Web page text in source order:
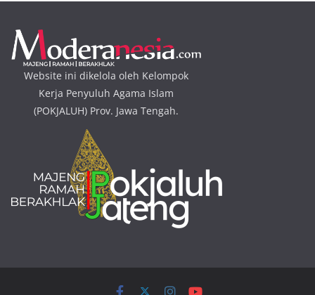
Website ini dikelola oleh Kelompok
Kerja Penyuluh Agama Islam
(POKJALUH) Prov. Jawa Tengah.